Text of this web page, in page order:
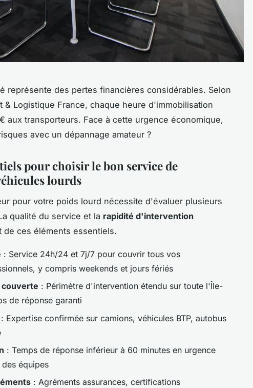
représente des pertes financières considérables. Selon
& Logistique France, chaque heure d'immobilisation
aux transporteurs. Face à cette urgence économique,
avec un dépannage amateur ?
pour choisir le bon service de
lourds
pour votre poids lourd nécessite d'évaluer plusieurs
qualité du service et la rapidité d'intervention
ces éléments essentiels.
: Service 24h/24 et 7j/7 pour couvrir tous vos
y compris weekends et jours fériés
couverte : Périmètre d'intervention étendu sur toute l'Île-
de réponse garanti
: Expertise confirmée sur camions, véhicules BTP, autobus
: Temps de réponse inférieur à 60 minutes en urgence
équipes
: Agréments assurances, certifications